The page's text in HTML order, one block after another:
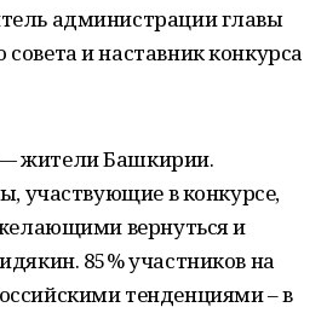
администрации главы
и наставник конкурса
жители Башкирии.
участвующие в конкурсе,
вернуться и
85% участников на
тенденциями – в